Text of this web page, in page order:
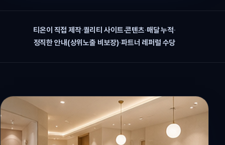
티온이 직접 제작·퀄리티 사이트·콘텐츠·매달 누적·
정직한 안내(상위노출 비보장)·파트너 레퍼럴 수당